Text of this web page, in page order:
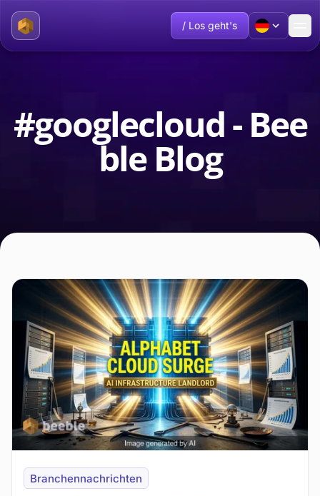
/ Los geht's
#googlecloud - Bee
ble Blog
Branchennachrichten